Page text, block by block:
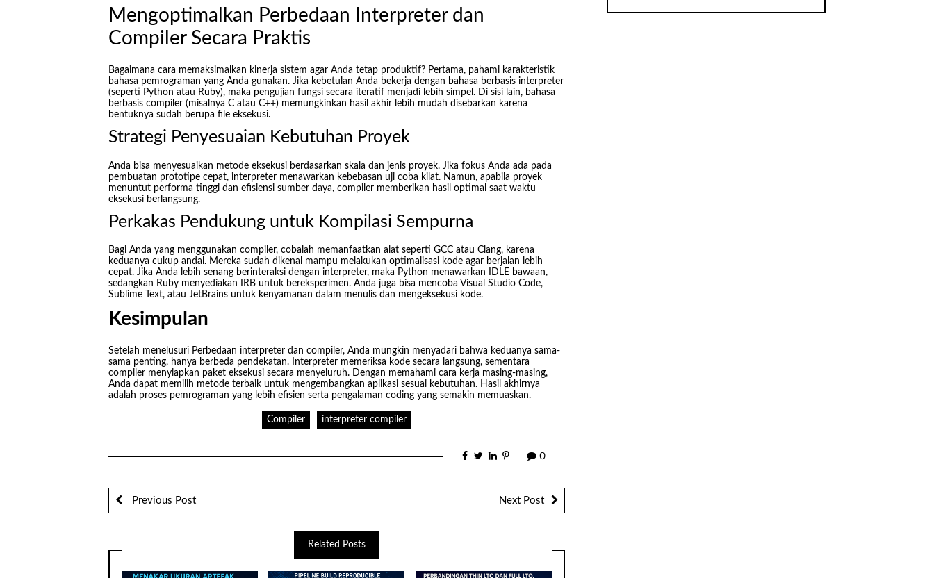
Mengoptimalkan Perbedaan Interpreter dan
Compiler Secara Praktis
Bagaimana cara memaksimalkan kinerja sistem agar Anda tetap produktif? Pertama, pahami karakteristik
bahasa pemrograman yang Anda gunakan. Jika kebetulan Anda bekerja dengan bahasa berbasis interpreter
(seperti Python atau Ruby), maka pengujian fungsi secara iteratif menjadi lebih simpel. Di sisi lain, bahasa
berbasis compiler (misalnya C atau C++) memungkinkan hasil akhir lebih mudah disebarkan karena
bentuknya sudah berupa file eksekusi.
Strategi Penyesuaian Kebutuhan Proyek
Anda bisa menyesuaikan metode eksekusi berdasarkan skala dan jenis proyek. Jika fokus Anda ada pada
pembuatan prototipe cepat, interpreter menawarkan kebebasan uji coba kilat. Namun, apabila proyek
menuntut performa tinggi dan efisiensi sumber daya, compiler memberikan hasil optimal saat waktu
eksekusi berlangsung.
Perkakas Pendukung untuk Kompilasi Sempurna
Bagi Anda yang menggunakan compiler, cobalah memanfaatkan alat seperti GCC atau Clang, karena
keduanya cukup andal. Mereka sudah dikenal mampu melakukan optimalisasi kode agar berjalan lebih
cepat. Jika Anda lebih senang berinteraksi dengan interpreter, maka Python menawarkan IDLE bawaan,
sedangkan Ruby menyediakan IRB untuk bereksperimen. Anda juga bisa mencoba Visual Studio Code,
Sublime Text, atau JetBrains untuk kenyamanan dalam menulis dan mengeksekusi kode.
Kesimpulan
Setelah menelusuri Perbedaan interpreter dan compiler, Anda mungkin menyadari bahwa keduanya sama-
sama penting, hanya berbeda pendekatan. Interpreter memeriksa kode secara langsung, sementara
compiler menyiapkan paket eksekusi secara menyeluruh. Dengan memahami cara kerja masing-masing,
Anda dapat memilih metode terbaik untuk mengembangkan aplikasi sesuai kebutuhan. Hasil akhirnya
adalah proses pemrograman yang lebih efisien serta pengalaman coding yang semakin memuaskan.
Compiler interpreter compiler
0
Previous Post Next Post
Related Posts